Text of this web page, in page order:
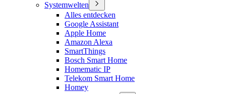
Systemwelten
Alles entdecken
Google Assistant
Apple Home
Amazon Alexa
SmartThings
Bosch Smart Home
Homematic IP
Telekom Smart Home
Homey